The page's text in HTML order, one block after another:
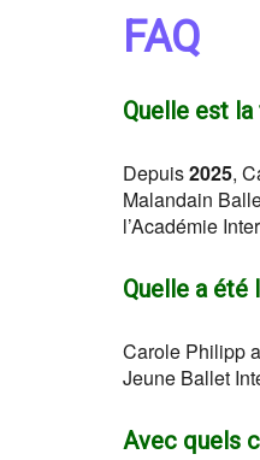
FAQ
Quelle est
Depuis2025,
Malandain
l’Académie
Quelle a été
Carole Philipp
Jeune Ballet
Avec quels